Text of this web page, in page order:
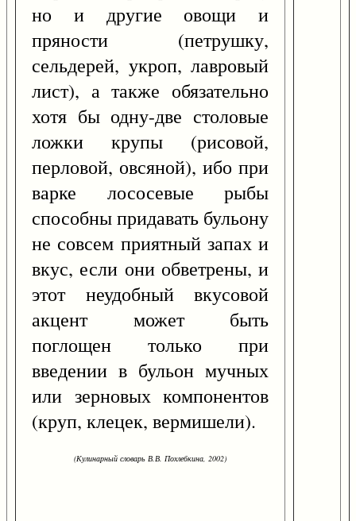
но и другие овощи и
пряности (петрушку,
сельдерей, укроп, лавровый
лист), а также обязательно
хотя бы одну-две столовые
ложки крупы (рисовой,
перловой, овсяной), ибо при
варке лососевые рыбы
способны придавать бульону
не совсем приятный запах и
вкус, если они обветрены, и
этот неудобный вкусовой
акцент может быть
поглощен только при
введении в бульон мучных
или зерновых компонентов
(круп, клецек, вермишели).
(Кулинарный словарь В.В. Похлебкина, 2002)